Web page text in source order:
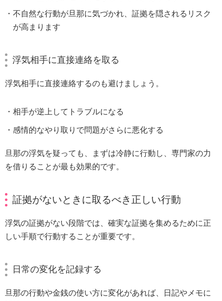
不自然な行動が旦那に気づかれ、証拠を隠されるリスク
が高まります
浮気相手に直接連絡を取る
浮気相手に直接連絡するのも避けましょう。
相手が逆上してトラブルになる
感情的なやり取りで問題がさらに悪化する
旦那の浮気を疑っても、まずは冷静に行動し、専門家の力
を借りることが最も効果的です。
証拠がないときに取るべき正しい行動
浮気の証拠がない段階では、確実な証拠を集めるために正
しい手順で行動することが重要です。
日常の変化を記録する
旦那の行動や金銭の使い方に変化があれば、日記やメモに